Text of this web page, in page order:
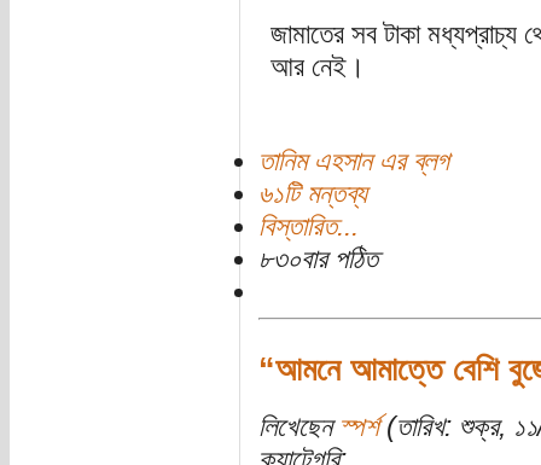
জামাতের সব টাকা
আর নেই।
তানিম এহসান এর ব্লগ
৬১টি মন্তব্য
বিস্তারিত...
৮৩০বার পঠিত
“আমনে আমাত্তে বেশি
লিখেছেন স্পর্শ(তারিখ: শুক্র,